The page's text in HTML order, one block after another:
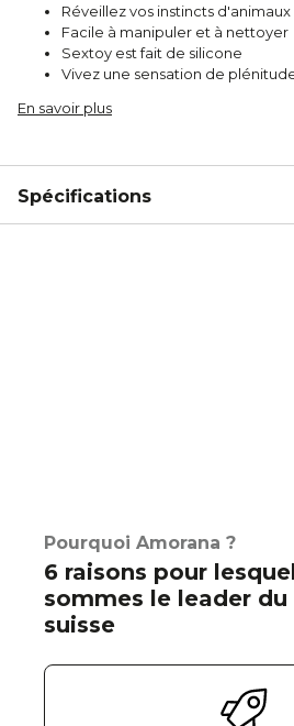
Réveillez vos instincts d'animaux
Facile à manipuler et à nettoyer
Sextoy est fait de silicone
Vivez une sensation de
En savoir plus
Spécifications
Pourquoi Amorana ?
6 raisons pour
sommes le leader du
suisse